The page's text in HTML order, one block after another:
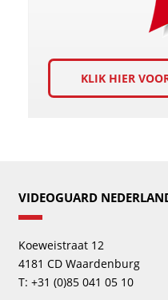
KLIK HIER
VIDEOGUARD
Koeweistraat 12
4181 CD Waardenburg
T: +31 (0)85 041 05 10